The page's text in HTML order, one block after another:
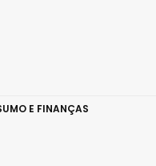
E FINANÇAS